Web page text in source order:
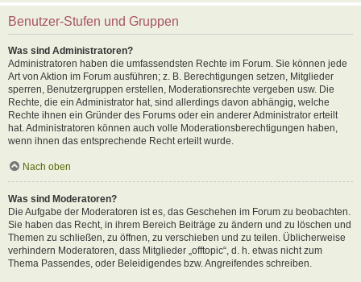
Benutzer-Stufen und Gruppen
Was sind Administratoren?
Administratoren haben die umfassendsten Rechte im Forum. Sie können jede
Art von Aktion im Forum ausführen; z. B. Berechtigungen setzen, Mitglieder
sperren, Benutzergruppen erstellen, Moderationsrechte vergeben usw. Die
Rechte, die ein Administrator hat, sind allerdings davon abhängig, welche
Rechte ihnen ein Gründer des Forums oder ein anderer Administrator erteilt
hat. Administratoren können auch volle Moderationsberechtigungen haben,
wenn ihnen das entsprechende Recht erteilt wurde.
Nach oben
Was sind Moderatoren?
Die Aufgabe der Moderatoren ist es, das Geschehen im Forum zu beobachten.
Sie haben das Recht, in ihrem Bereich Beiträge zu ändern und zu löschen und
Themen zu schließen, zu öffnen, zu verschieben und zu teilen. Üblicherweise
verhindern Moderatoren, dass Mitglieder „offtopic“, d. h. etwas nicht zum
Thema Passendes, oder Beleidigendes bzw. Angreifendes schreiben.